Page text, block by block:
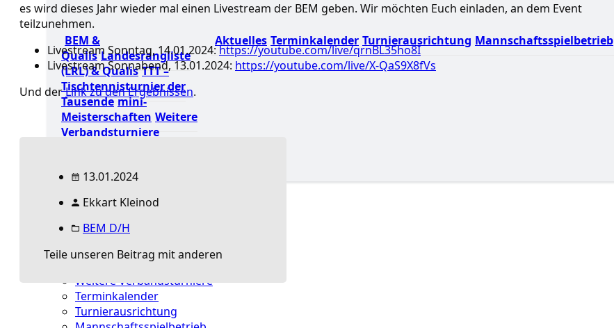
BEM &
Qualis Landesrangliste
(LRL) & Qualis TTT –
Tischtennisturnier der
Tausende mini-
Meisterschaften Weitere
Verbandsturniere
Aktuelles Terminkalender Turnierausrichtung Mannschaftsspielbetrieb
Aktuelles Spielbetrieb
LRL & Qualis
TTT – Tischtennisturnier der Tausende
mini-Meisterschaften
Weitere Verbandsturniere
Terminkalender
Turnierausrichtung
es wird dieses Jahr wieder mal einen Livestream der BEM geben. Wir möchten Euch einladen, an dem Event
teilzunehmen.
Livestream Sonntag, 14.01.2024:https://youtube.com/live/qrnBL35ho8I
Livestream Sonnabend, 13.01.2024: https://youtube.com/live/X-QaS9X8fVs
Und derLink zu den Ergebnissen.
13.01.2024
Ekkart Kleinod
BEM D/H
Teile unseren Beitrag mit anderen